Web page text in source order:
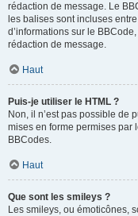
rédaction de message. Le
les balises sont incluses
d’informations sur le
rédaction de message.
Haut
Puis-je utiliser le HTML ?
Non, il n’est pas possible de
mises en forme permises par
BBCodes.
Haut
Que sont les smileys ?
Les smileys, ou émoticônes,